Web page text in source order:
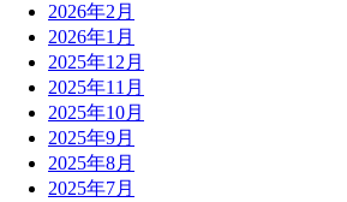
2026年2月
2026年1月
2025年12月
2025年11月
2025年10月
2025年9月
2025年8月
2025年7月